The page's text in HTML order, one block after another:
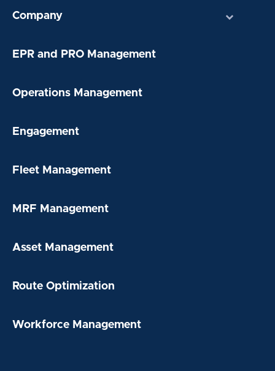
Company
EPR and PRO Management
Operations Management
Engagement
Fleet Management
MRF Management
Asset Management
Route Optimization
Workforce Management